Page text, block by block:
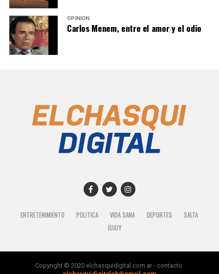
OPINIÓN
Carlos Menem, entre el amor y el odio
ENTRETENIMIENTO POLITICA VIDA SANA DEPORTES
SALTA
JUJUY
Copyright © 2020 elchasquidigital.com.ar - contacto: